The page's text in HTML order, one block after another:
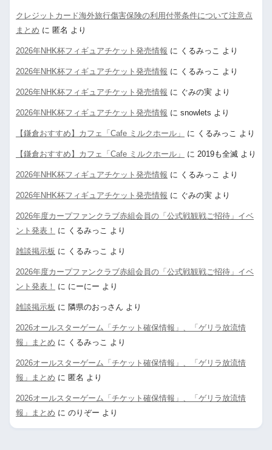
クレジットカード海外旅行傷害保険の利用付帯条件について注意点
まとめ に 匿名 より
2026年NHK杯フィギュアチケット発売情報 に くるみっこ より
2026年NHK杯フィギュアチケット発売情報 に くるみっこ より
2026年NHK杯フィギュアチケット発売情報 に ぐみの実 より
2026年NHK杯フィギュアチケット発売情報 に snowlets より
【鎌倉おすすめ】カフェ「Cafe ミルクホール」 に くるみっこ より
【鎌倉おすすめ】カフェ「Cafe ミルクホール」 に 2019も全滅 より
2026年NHK杯フィギュアチケット発売情報 に くるみっこ より
2026年NHK杯フィギュアチケット発売情報 に ぐみの実 より
2026年度カープファンクラブ赤組会員の「公式戦観戦ご招待」イベ
ント発表！
に くるみっこ より
雑談掲示板 に くるみっこ より
2026年度カープファンクラブ赤組会員の「公式戦観戦ご招待」イベ
ント発表！
に にーにー より
雑談掲示板 に 隣県のおっさん より
2026オールスターゲーム「チケット確保情報」、「ゲリラ放流情
報」まとめ に くるみっこ より
2026オールスターゲーム「チケット確保情報」、「ゲリラ放流情
報」まとめ に 匿名 より
2026オールスターゲーム「チケット確保情報」、「ゲリラ放流情
報」まとめ に のりぞー より